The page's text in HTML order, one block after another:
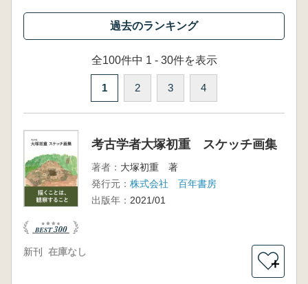
全100件中 1 - 30件を表示
1 2 3 4
考古学者大塚初重 スケッチ画集
著者： 大塚初重 著
発行元： 株式会社 百年書房
出版年： 2021/01
新刊 在庫なし
＋